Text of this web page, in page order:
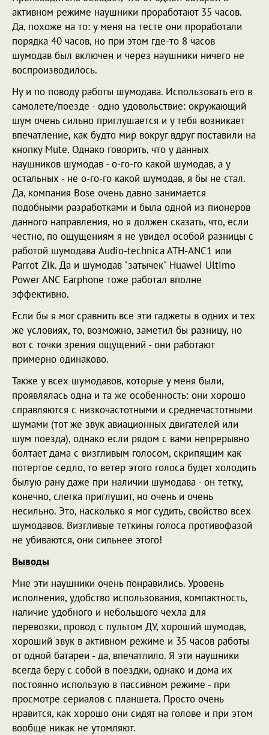
активном режиме наушники проработают 35 часов.
Да, похоже на то: у меня на тесте они проработали
порядка 40 часов, но при этом где-то 8 часов
шумодав был включен и через наушники ничего не
воспроизводилось.
Ну и по поводу работы шумодава. Использовать его в
самолете/поезде - одно удовольствие: окружающий
шум очень сильно приглушается и у тебя возникает
впечатление, как будто мир вокруг вдруг поставили на
кнопку Mute. Однако говорить, что у данных
наушников шумодав - о-го-го какой шумодав, а у
остальных - не о-го-го какой шумодав, я бы не стал.
Да, компания Bose очень давно занимается
подобными разработками и была одной из пионеров
данного направления, но я должен сказать, что, если
честно, по ощущениям я не увидел особой разницы с
работой шумодава Audio-techniсa ATH-ANC1 или
Parrot Zik. Да и шумодав "затычек" Huawei Ultimo
Power ANC Earphone тоже работал вполне
эффективно.
Если бы я мог сравнить все эти гаджеты в одних и тех
же условиях, то, возможно, заметил бы разницу, но
вот с точки зрения ощущений - они работают
примерно одинаково.
Также у всех шумодавов, которые у меня были,
проявлялась одна и та же особенность: они хорошо
справляются с низкочастотными и среднечастотными
шумами (тот же звук авиационных двигателей или
шум поезда), однако если рядом с вами непрерывно
болтает дама с визгливым голосом, скрипящим как
потертое седло, то ветер этого голоса будет холодить
былую рану даже при наличии шумодава - он тетку,
конечно, слегка приглушит, но очень и очень
несильно. Это, насколько я мог судить, свойство всех
шумодавов. Визгливые теткины голоса противофазой
не убиваются, они сильнее этого!
Выводы
Мне эти наушники очень понравились. Уровень
исполнения, удобство использования, компактность,
наличие удобного и небольшого чехла для
перевозки, провод с пультом ДУ, хороший шумодав,
хороший звук в активном режиме и 35 часов работы
от одной батареи - да, впечатлило. Я эти наушники
всегда беру с собой в поездки, однако и дома их
постоянно использую в пассивном режиме - при
просмотре сериалов с планшета. Просто очень
нравится, как хорошо они сидят на голове и при этом
вообще никак не утомляют.